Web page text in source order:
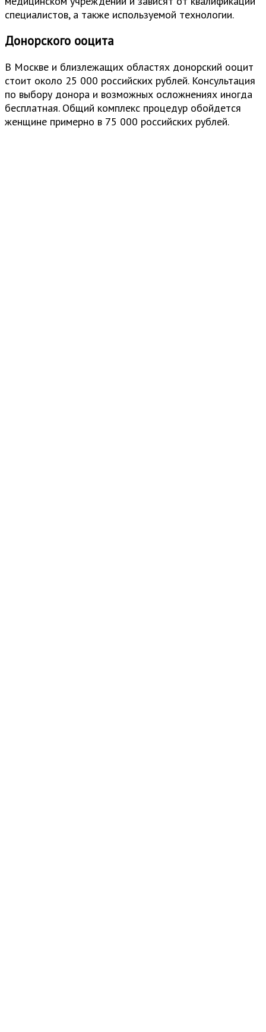
специалистов, а также используемой технологии.
Донорского ооцита
В Москве и близлежащих областях донорский ооцит
стоит около 25 000 российских рублей. Консультация
по выбору донора и возможных осложнениях иногда
бесплатная. Общий комплекс процедур обойдется
женщине примерно в 75 000 российских рублей.